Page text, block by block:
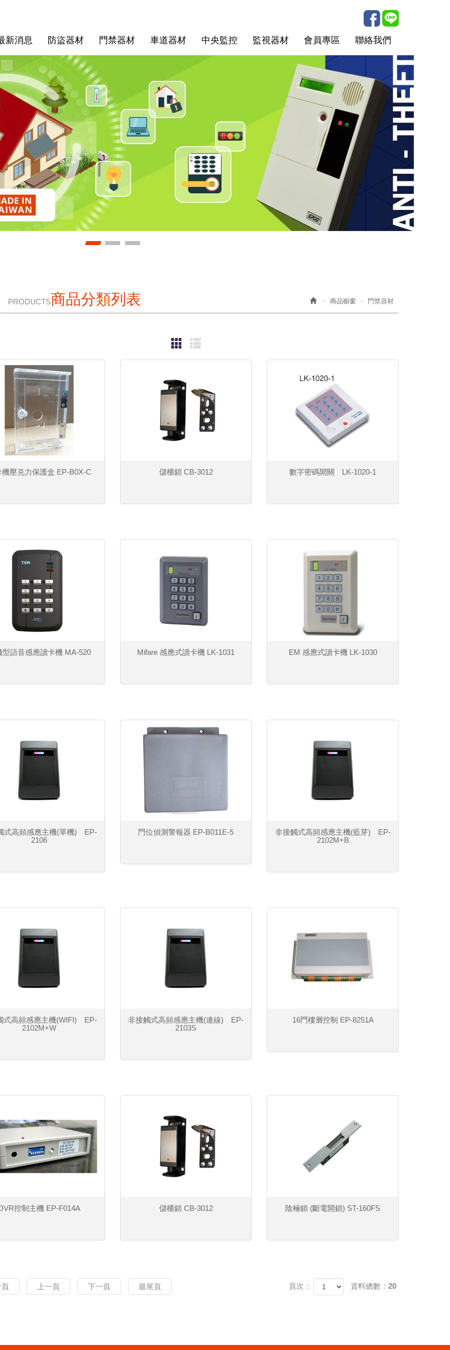
新消息 防盜器材 門禁器材 車道器材 中央監控 監視器材 會員專區 聯絡我們
商品櫥窗 門禁器材
PRODUCTS商品分類列表
機壓克力保護盒 EP-B0X-C 儲櫃鎖 CB-3012 數字密碼開關 LK-1020-1
型語音感應讀卡機 MA-520 Mifare 感應式讀卡機 LK-1031 EM 感應式讀卡機 LK-1030
式高頻感應主機(單機) EP-
2106
門位偵測警報器 EP-B011E-5
非接觸式高頻感應主機(藍芽) EP-
2102M+B
式高頻感應主機(WIFI) EP-
2102M+W
非接觸式高頻感應主機(連線) EP-
2103S
16門樓層控制 EP-8251A
控制主機 EP-F014A 儲櫃鎖 CB-3012 陰極鎖 (斷電開鎖) ST-160FS
上一頁 下一頁 最尾頁 頁次： 資料總數：20